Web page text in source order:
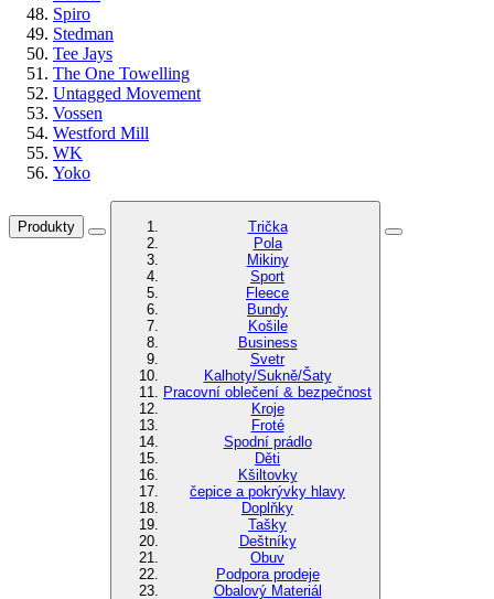
Spiro
Stedman
Tee Jays
The One Towelling
Untagged Movement
Vossen
Westford Mill
WK
Yoko
Produkty
Trička
Pola
Mikiny
Sport
Fleece
Bundy
Košile
Business
Svetr
Kalhoty/Sukně/Šaty
Pracovní oblečení & bezpečnost
Kroje
Froté
Spodní prádlo
Děti
Kšiltovky
čepice a pokrývky hlavy
Doplňky
Tašky
Deštníky
Obuv
Podpora prodeje
Obalový Materiál